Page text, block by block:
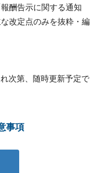
酬告示に関する通知
改定点のみを抜粋・編
次第、随時更新予定で
事項